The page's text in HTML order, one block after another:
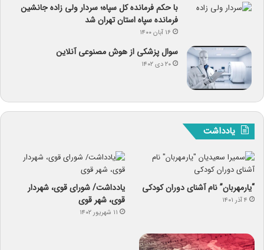
با حکم فرمانده کل سپاه؛ سردار ولی زاده جانشین
فرمانده سپاه استان تهران شد
۱۶ آبان ۱۴۰۰
سوال پزشکی از هوش مصنوعی آنلاین
۲۰ دی ۱۴۰۲
یادداشت
“یارمهربان” نام آشنای دوران کودکی
۴ آذر ۱۴۰۱
یادداشت/ شورای قوی، شهردار
قوی، شهر قوی
۱۱ شهریور ۱۴۰۲